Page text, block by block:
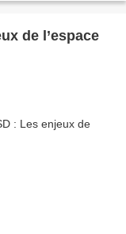
de l’espace